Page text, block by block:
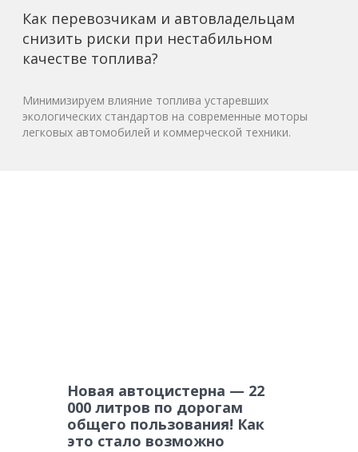
Как перевозчикам и автовладельцам
снизить риски при нестабильном
качестве топлива?
Минимизируем влияние топлива устаревших
экологических стандартов на современные моторы
легковых автомобилей и коммерческой техники.
Новая автоцистерна — 22
000 литров по дорогам
общего пользования! Как
это стало возможно